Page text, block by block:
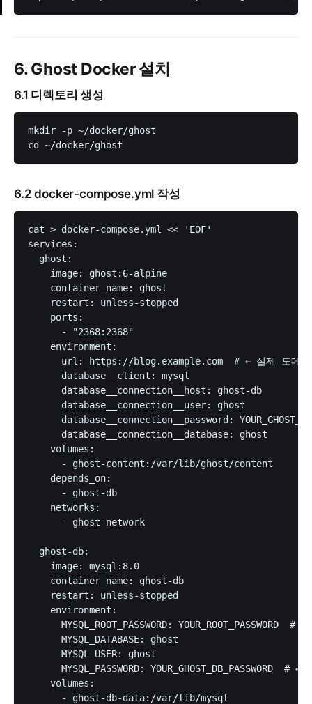
6. Ghost Docker 설치
6.1 디렉토리 생성
mkdir -p ~/docker/ghost
6.2 docker-compose.yml 작성
cat > docker-compose.yml << 'EOF'
services:
  ghost:
    image: ghost:6-alpine
    container_name: ghost
    restart: unless-stopped
    ports:
      - "2368:2368"
    environment:
url: https://blog.example.com  # ← 실제 도메인
      database__client: mysql
      database__connection__host: ghost-db
      database__connection__user: ghost
database__connection__password:
      database__connection__database: ghost
    volumes:
      - ghost-content:/var/lib/ghost/content
    depends_on:
      - ghost-db
    networks:
      - ghost-network
  ghost-db:
    image: mysql:8.0
    container_name: ghost-db
    restart: unless-stopped
    environment:
MYSQL_ROOT_PASSWORD: YOUR_ROOT_PASSWORD  # ←
      MYSQL_DATABASE: ghost
      MYSQL_USER: ghost
MYSQL_PASSWORD: YOUR_GHOST_DB_PASSWORD  # ←
    volumes:
      - ghost-db-data:/var/lib/mysql